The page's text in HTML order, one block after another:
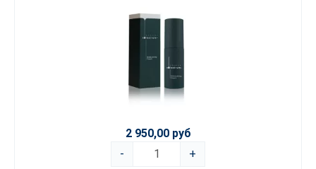
2 950,00 руб
-
+